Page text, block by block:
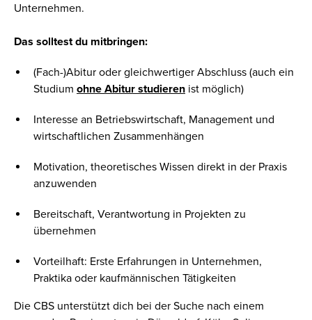
Unternehmen.
Das solltest du mitbringen:
(Fach-)Abitur oder gleichwertiger Abschluss (auch ein
Studium ohne Abitur studieren ist möglich)
Interesse an Betriebswirtschaft, Management und
wirtschaftlichen Zusammenhängen
Motivation, theoretisches Wissen direkt in der Praxis
anzuwenden
Bereitschaft, Verantwortung in Projekten zu
übernehmen
Vorteilhaft: Erste Erfahrungen in Unternehmen,
Praktika oder kaufmännischen Tätigkeiten
Die CBS unterstützt dich bei der Suche nach einem